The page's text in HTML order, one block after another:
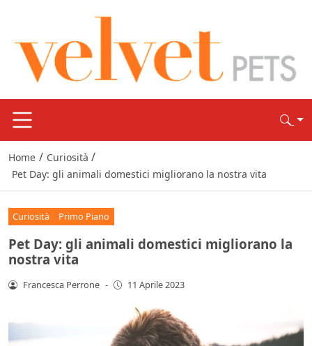
Home / Curiosità /
Pet Day: gli animali domestici migliorano la nostra vita
Curiosità Primo Piano
Pet Day: gli animali domestici migliorano la
nostra vita
Francesca Perrone - 11 Aprile 2023